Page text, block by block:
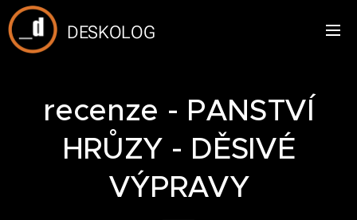
DESKOLOG
recenze - PANSTVÍ
HRŮZY - DĚSIVÉ
VÝPRAVY